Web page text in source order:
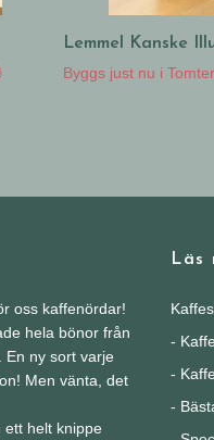
Lemmel Kanske
Byggs just nu i
oss kaffenördar!
hela bönor från
En ny sort varje
Men vänta, det
ett helt knippe
Läs
-
-
-